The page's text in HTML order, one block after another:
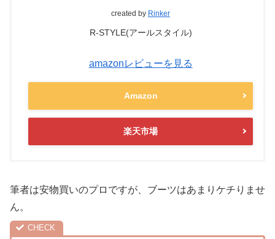
created by Rinker
R-STYLE(アールスタイル)
amazonレビューを見る
Amazon
楽天市場
筆者は安物買いのプロですが、ブーツはあまりケチりませ
ん。